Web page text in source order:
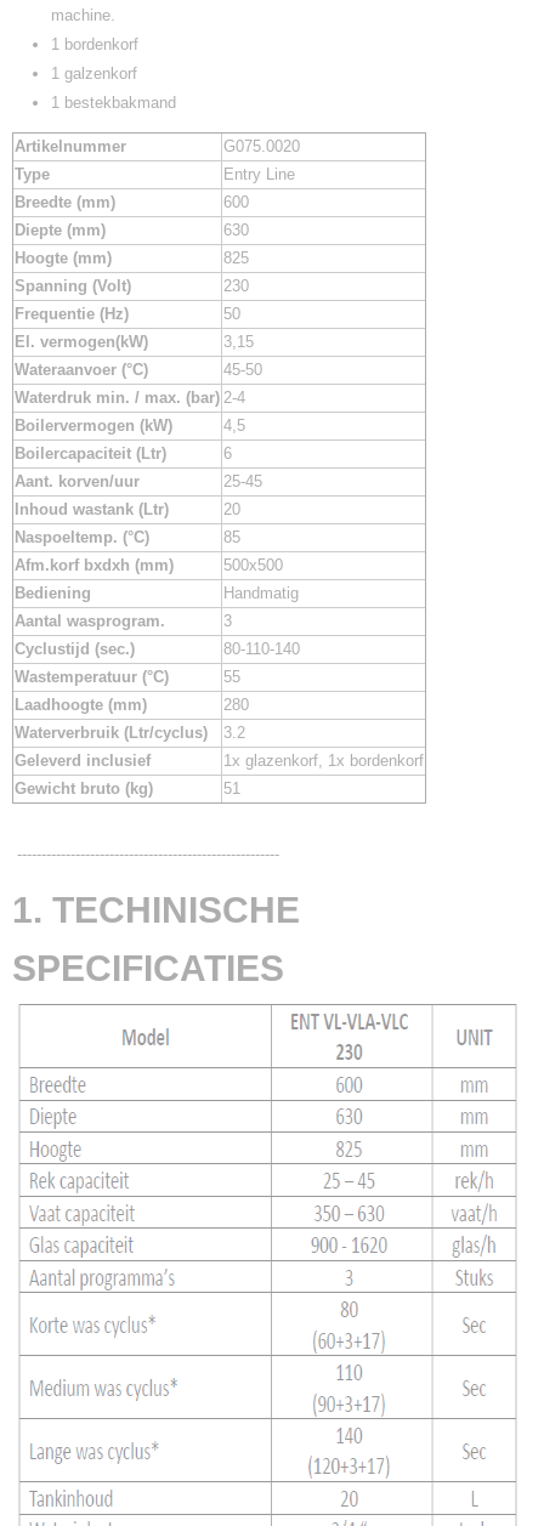
machine.
1 bordenkorf
1 galzenkorf
1 bestekbakmand
Artikelnummer
G075.0020
Type
Entry Line
Breedte (mm)
600
Diepte (mm)
630
Hoogte (mm)
825
Spanning (Volt)
230
Frequentie (Hz)
50
El. vermogen(kW)
3,15
Wateraanvoer (°C)
45-50
Waterdruk min. / max. (bar) 2-4
Boilervermogen (kW)
4,5
Boilercapaciteit (Ltr)
6
Aant. korven/uur
25-45
Inhoud wastank (Ltr)
20
Naspoeltemp. (°C)
85
Afm.korf bxdxh (mm)
500x500
Bediening
Handmatig
Aantal wasprogram.
3
Cyclustijd (sec.)
80-110-140
Wastemperatuur (°C)
55
Laadhoogte (mm)
280
Waterverbruik (Ltr/cyclus)
3.2
Geleverd inclusief
1x glazenkorf, 1x bordenkorf
Gewicht bruto (kg)
51
------------------------------------------------------
1. TECHINISCHE
SPECIFICATIES